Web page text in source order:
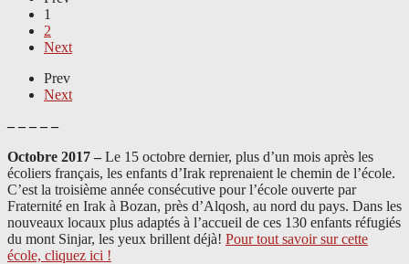
1
2
Next
Prev
Next
– – – – –
Octobre 2017 – Le 15 octobre dernier, plus d’un mois après les
écoliers français, les enfants d’Irak reprenaient le chemin de l’école.
C’est la troisième année consécutive pour l’école ouverte par
Fraternité en Irak à Bozan, près d’Alqosh, au nord du pays. Dans les
nouveaux locaux plus adaptés à l’accueil de ces 130 enfants réfugiés
du mont Sinjar, les yeux brillent déjà! Pour tout savoir sur cette
école, cliquez ici !